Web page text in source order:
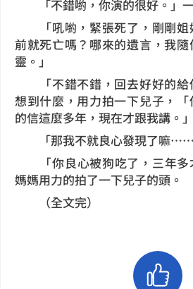
「不錯喲，你演的很好。」一
「吼喲，緊張死了，剛剛姐
前就死亡嗎？哪來的遺言，我
靈。」
「不錯不錯，回去好好的給
想到什麼，用力拍一下兒子，
的信這麼多年，現在才跟我講。」
「那我不就良心發現了嘛……
「你良心被狗吃了，三年
媽媽用力的拍了一下兒子的頭。
（全文完）